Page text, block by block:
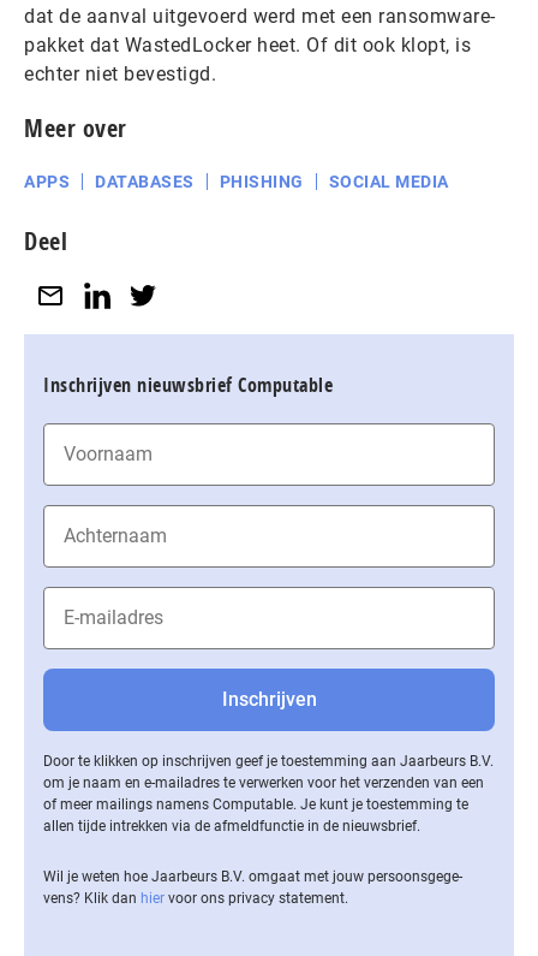
dat de aanval uitgevoerd werd met een ransomware-
pakket dat WastedLocker heet. Of dit ook klopt, is
echter niet bevestigd.
Meer over
APPS DATABASES PHISHING SOCIAL MEDIA
Deel
Inschrijven nieuwsbrief Computable
Door te klikken op inschrijven geef je toestemming aan Jaarbeurs B.V.
om je naam en e-mailadres te verwerken voor het verzenden van een
of meer mailings namens Computable. Je kunt je toestemming te
allen tijde intrekken via de af­meld­func­tie in de nieuwsbrief.
Wil je weten hoe Jaarbeurs B.V. omgaat met jouw per­soons­ge­ge­
vens? Klik dan hier voor ons privacy statement.